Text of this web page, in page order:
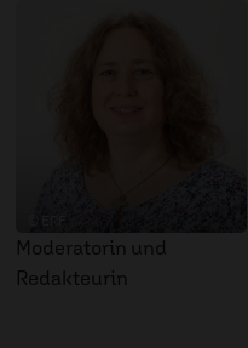
Moderatorin und
Redakteurin